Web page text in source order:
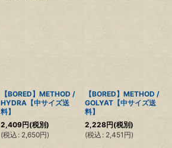
【BORED】METHOD /
HYDRA【中サイズ送
料】
2,409円(税別)
(税込 : 2,650円)
【BORED】METHOD /
GOLYAT【中サイズ送
料】
2,228円(税別)
(税込 : 2,451 円)